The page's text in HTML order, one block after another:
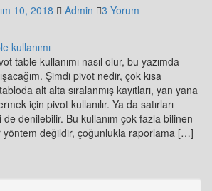
10, 2018 Admin 3 Yorum
table kullanımı nasıl olur, bu yazımda
Şimdi pivot nedir, çok kısa
alt alta sıralanmış kayıtları, yan yana
için pivot kullanılır. Ya da satırları
denilebilir. Bu kullanım çok fazla bilinen
değildir, çoğunlukla raporlama […]